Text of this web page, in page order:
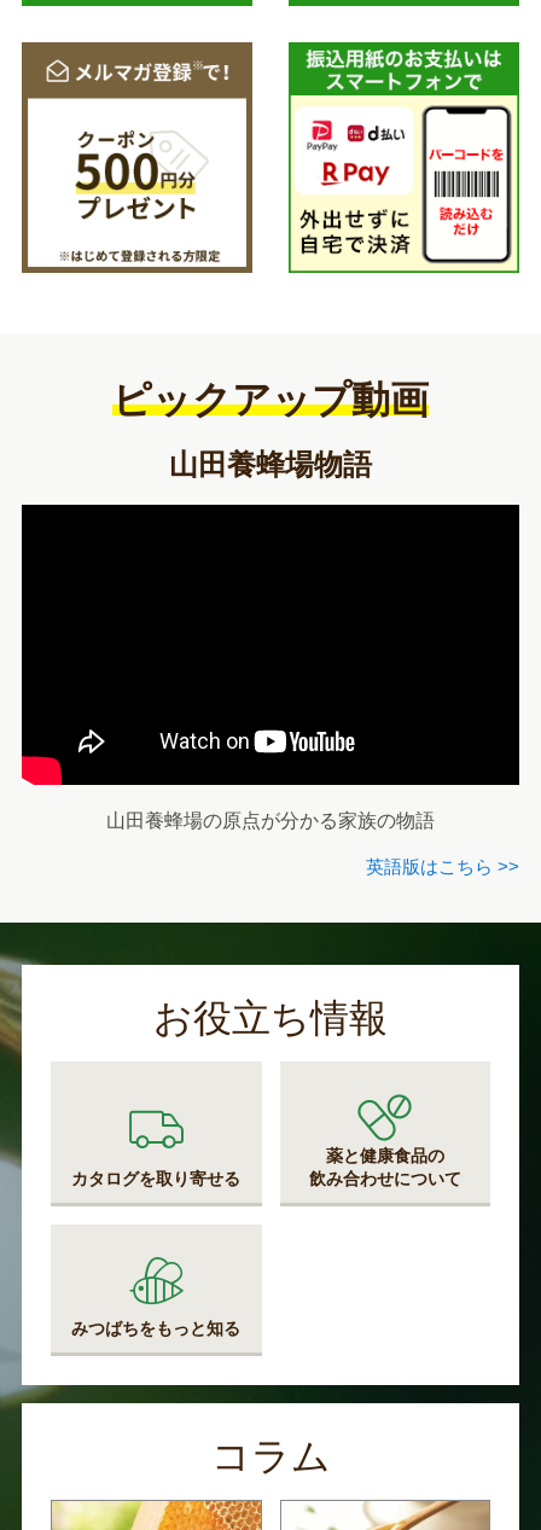
ピックアップ動画
山田養蜂場物語
山田養蜂場の原点が分かる家族の物語
英語版はこちら >>
お役立ち情報
カタログを取り寄せる
薬と健康食品の
飲み合わせについて
みつばちをもっと知る
コラム